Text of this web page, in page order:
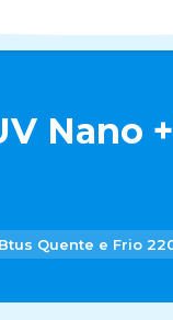
Nano
Quente e Frio